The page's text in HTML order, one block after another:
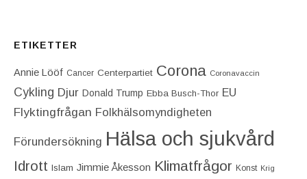
ETIKETTER
Annie Lööf Cancer Centerpartiet‎ Corona Coronavaccin
Cykling Djur Donald Trump Ebba Busch-Thor EU
Flyktingfrågan Folkhälsomyndigheten
Förundersökning Hälsa och sjukvård
Idrott Islam Jimmie Åkesson Klimatfrågor Konst Krig